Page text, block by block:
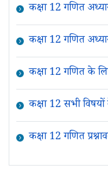
कक्षा 12 गणित
कक्षा 12 गणित
कक्षा 12 गणित के
कक्षा 12 सभी
कक्षा 12 गणित